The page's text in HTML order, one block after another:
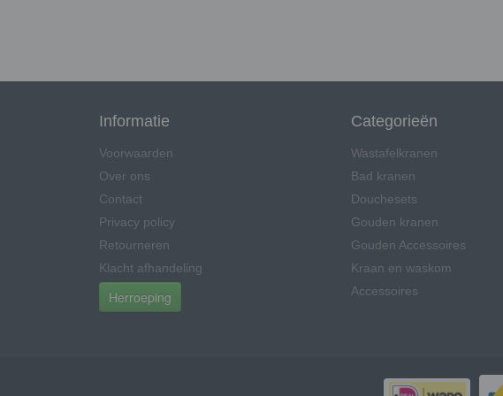
Informatie
Voorwaarden
Over ons
Contact
Privacy policy
Retourneren
Klacht afhandeling
Herroeping
Categorieën
Wastafelkranen
Bad kranen
Douchesets
Gouden kranen
Gouden Accessoires
Kraan en waskom
Accessoires